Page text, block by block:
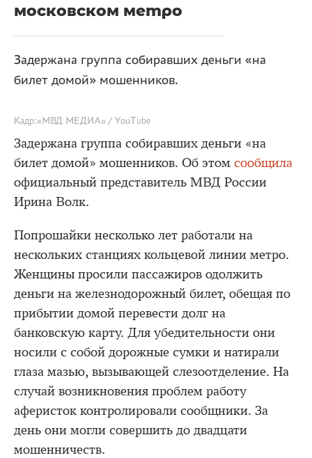
московском метро
Задержана группа собиравших деньги «на
билет домой» мошенников.
Кадр:«МВД МЕДИА» / YouTube
Задержана группа собиравших деньги «на
билет домой» мошенников. Об этом сообщила
официальный представитель МВД России
Ирина Волк.
Попрошайки несколько лет работали на
нескольких станциях кольцевой линии метро.
Женщины просили пассажиров одолжить
деньги на железнодорожный билет, обещая по
прибытии домой перевести долг на
банковскую карту. Для убедительности они
носили с собой дорожные сумки и натирали
глаза мазью, вызывающей слезоотделение. На
случай возникновения проблем работу
аферисток контролировали сообщники. За
день они могли совершить до двадцати
мошенничеств.